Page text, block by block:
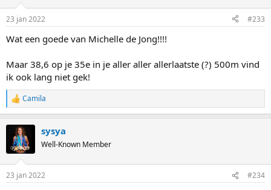
s
23 jan 2022 #233
Wat een goede van Michelle de Jong!!!!
Maar 38,6 op je 35e in je aller aller allerlaatste (?) 500m vind
ik ook lang niet gek!
R
e
i
n
s
Camila
sysya
Well-Known Member
23 jan 2022 #234